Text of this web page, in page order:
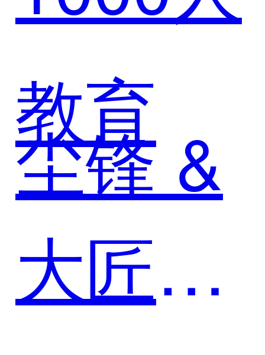
助力家
具行业
抢占先
教育
尘锋 &
大匠教